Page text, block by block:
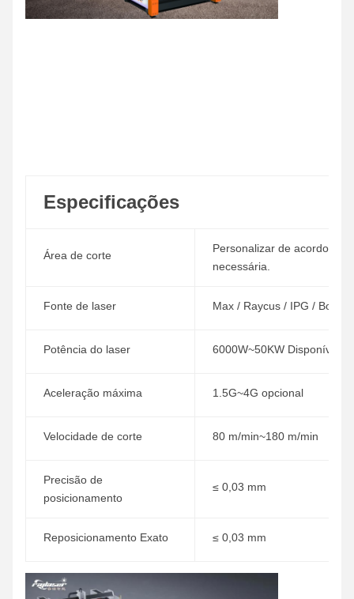
Especificações
Área de corte
Personalizar de acordo
necessária.
Fonte de laser Max / Raycus / IPG / Boci /
Potência do laser 6000W~50KW Disponível
Aceleração máxima 1.5G~4G opcional
Velocidade de corte 80 m/min~180 m/min
Precisão de
posicionamento
≤ 0,03 mm
Reposicionamento Exato ≤ 0,03 mm